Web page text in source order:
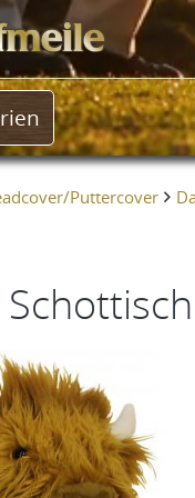
Puttercover